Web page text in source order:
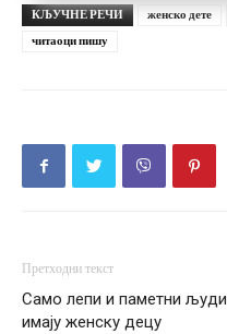
КЉУЧНЕ РЕЧИ женско дете
читаоци пишу
Претходни текст
Само лепи и паметни људи
имају женску децу